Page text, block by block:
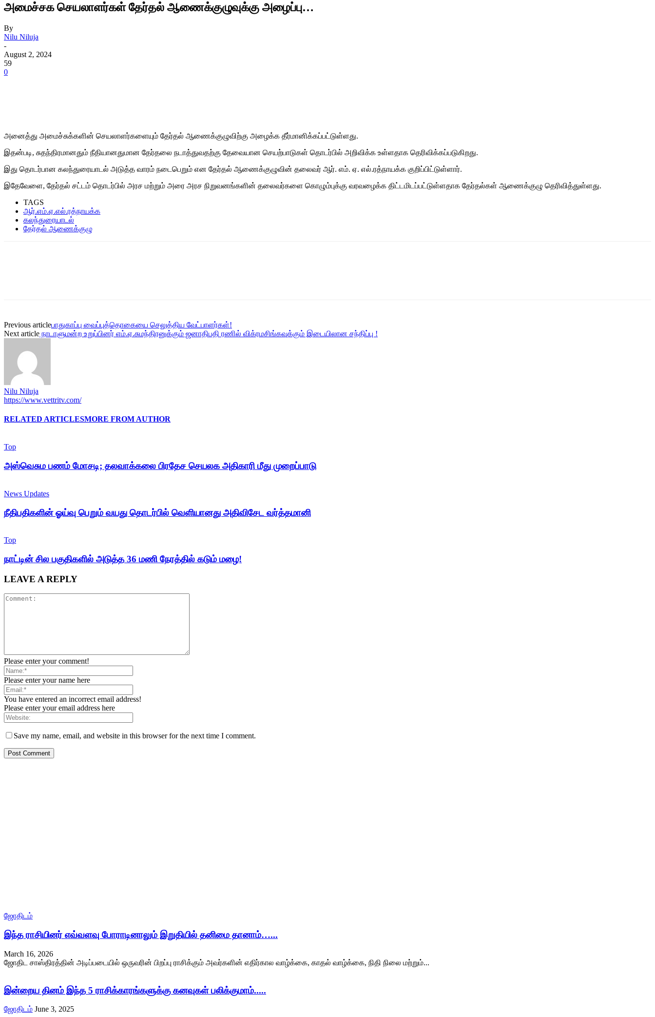
அமைச்சக செயலாளர்கள் தேர்தல் ஆணைக்குழுவுக்கு அழைப்பு…
By
Nilu Niluja
-
August 2, 2024
59
0
அனைத்து அமைச்சுக்களின் செயலாளர்களையும் தேர்தல் ஆணைக்குழுவிற்கு அழைக்க தீர்மானிக்கப்பட்டுள்ளது.
இதன்படி, சுதந்திரமானதும் நீதியானதுமான தேர்தலை நடாத்துவதற்கு தேவையான செயற்பாடுகள் தொடர்பில் அறிவிக்க உள்ளதாக தெரிவிக்கப்படுகிறது.
இது தொடர்பான கலந்துரையாடல் அடுத்த வாரம் நடைபெறும் என தேர்தல் ஆணைக்குழுவின் தலைவர் ஆர். எம். ஏ. எல்.ரத்நாயக்க குறிப்பிட்டுள்ளார்.
இதேவேளை, தேர்தல் சட்டம் தொடர்பில் அரச மற்றும் அரை அரச நிறுவனங்களின் தலைவர்களை கொழும்புக்கு வரவழைக்க திட்டமிடப்பட்டுள்ளதாக தேர்தல்கள் ஆணைக்குழு தெரிவித்துள்ளது.
TAGS
ஆர்.எம்.ஏ.எல்.ரத்நாயக்க
கலந்துரையாடல்
தேர்தல் ஆணைக்குழு
Previous articleபாதுகாப்பு வைப்புத்தொகையை செலுத்திய வேட்பாளர்கள்!
Next article நாடாளுமன்ற உறுப்பினர் எம்.ஏ.சுமந்திரனுக்கும் ஜனாதிபதி ரணில் விக்ரமசிங்கவுக்கும் இடையிலான சந்திப்பு !
Nilu Niluja
https://www.vettritv.com/
RELATED ARTICLESMORE FROM AUTHOR
Top
அஸ்வெசும பணம் மோசடி; தலவாக்கலை பிரதேச செயலக அதிகாரி மீது முறைப்பாடு
News Updates
நீதிபதிகளின் ஓய்வு பெறும் வயது தொடர்பில் வெளியானது அதிவிசேட வர்த்தமானி
Top
நாட்டின் சில பகுதிகளில் அடுத்த 36 மணி நேரத்தில் கடும் மழை!
LEAVE A REPLY
Please enter your comment!
Please enter your name here
You have entered an incorrect email address!
Please enter your email address here
Save my name, email, and website in this browser for the next time I comment.
ஜோதிடம்
இந்த ராசியினர் எவ்வளவு போராடினாலும் இறுதியில் தனிமை தானாம்…...
March 16, 2026
ஜோதிட சாஸ்திரத்தின் அடிப்படையில் ஒருவரின் பிறப்பு ராசிக்கும் அவர்களின் எதிர்கால வாழ்க்கை, காதல் வாழ்க்கை, நிதி நிலை மற்றும்...
இன்றைய தினம் இந்த 5 ராசிக்காரங்களுக்கு கனவுகள் பலிக்குமாம்.....
ஜோதிடம் June 3, 2025